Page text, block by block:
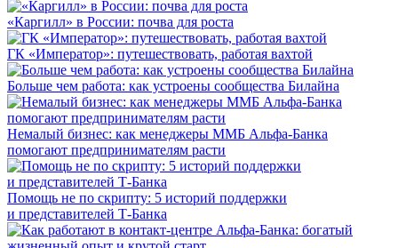
«Каргилл» в России: почва для роста
ГК «Император»: путешествовать, работая вахтой
Больше чем работа: как устроены сообщества Билайна
Немалый бизнес: как менеджеры ММБ Альфа-Банка
помогают предпринимателям расти
Помощь не по скрипту: 5 историй поддержки
и представителей Т-Банка